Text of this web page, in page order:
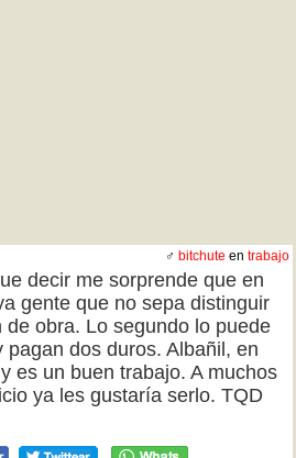
♂ bitchute en trabajo
decir me sorprende que en
gente que no sepa distinguir
obra. Lo segundo lo puede
pagan dos duros. Albañil, en
es un buen trabajo. A muchos
ya les gustaría serlo. TQD